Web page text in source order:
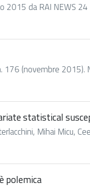
da RAI NEWS 24
(novembre
statistical
Mihai Micu,
polemica